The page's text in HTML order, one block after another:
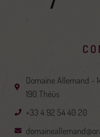
Domaine Allemand -
190 Théüs
+33 4 92 54 40 20